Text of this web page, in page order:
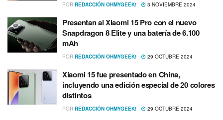
POR REDACCIÓN OHMYGEEK! 3 NOVIEMBRE 2024
Presentan al Xiaomi 15 Pro con el nuevo
Snapdragon 8 Elite y una batería de 6.100
mAh
POR REDACCIÓN OHMYGEEK! 29 OCTUBRE 2024
Xiaomi 15 fue presentado en China,
incluyendo una edición especial de 20 colores
distintos
POR REDACCIÓN OHMYGEEK! 29 OCTUBRE 2024